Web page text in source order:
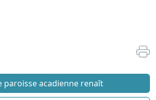
paroisse acadienne renaît